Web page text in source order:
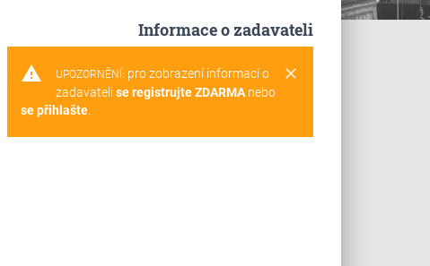
Informace o zadavateli
warning clear
UPOZORNĚNÍ: pro zobrazení informací o
zadavateli se registrujte ZDARMAnebo
se přihlašte.